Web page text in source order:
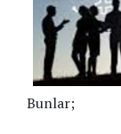
Bunlar;